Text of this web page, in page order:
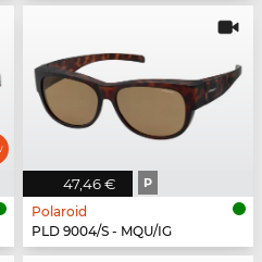
47,46 € P
Polaroid
PLD 9004/S - MQU/IG